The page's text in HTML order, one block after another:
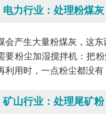
电力行业：处理粉煤
会产生大量粉煤灰，这
要粉尘加湿搅拌机：把
利用时，一点粉尘都没
矿山行业：处理尾矿